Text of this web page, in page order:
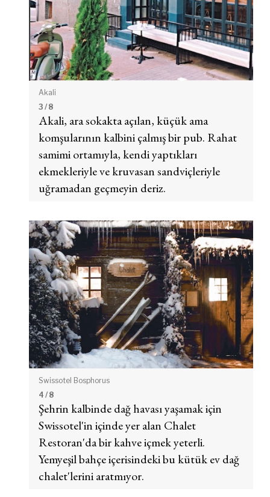
Akali
3 / 8
Akali, ara sokakta açılan, küçük ama
komşularının kalbini çalmış bir pub. Rahat
samimi ortamıyla, kendi yaptıkları
ekmekleriyle ve kruvasan sandviçleriyle
uğramadan geçmeyin deriz.
Swissotel Bosphorus
4 / 8
Şehrin kalbinde dağ havası yaşamak için
Swissotel'in içinde yer alan Chalet
Restoran'da bir kahve içmek yeterli.
Yemyeşil bahçe içerisindeki bu kütük ev dağ
chalet'lerini aratmıyor.